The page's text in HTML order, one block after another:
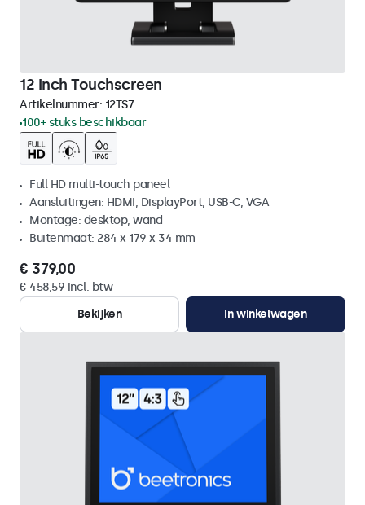
12 Inch Touchscreen
Artikelnummer: 12TS7
100+ stuks beschikbaar
Full HD multi-touch paneel
Aansluitingen: HDMI, DisplayPort, USB-C, VGA
Montage: desktop, wand
Buitenmaat: 284 x 179 x 34 mm
€ 379,00
€ 458,59 incl. btw
Bekijken
In winkelwagen